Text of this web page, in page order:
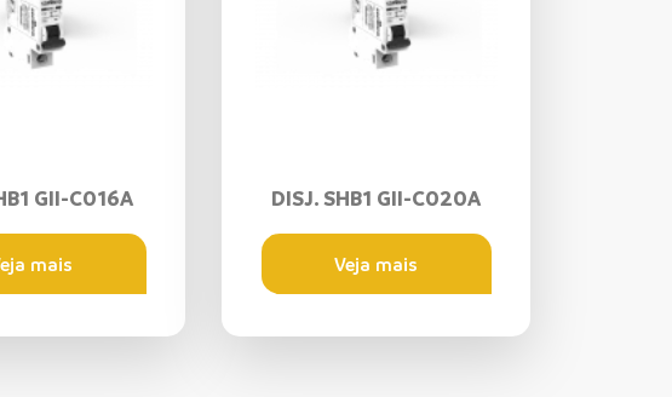
GII-C016A
mais
DISJ. SHB1 GII-C020A
Veja mais